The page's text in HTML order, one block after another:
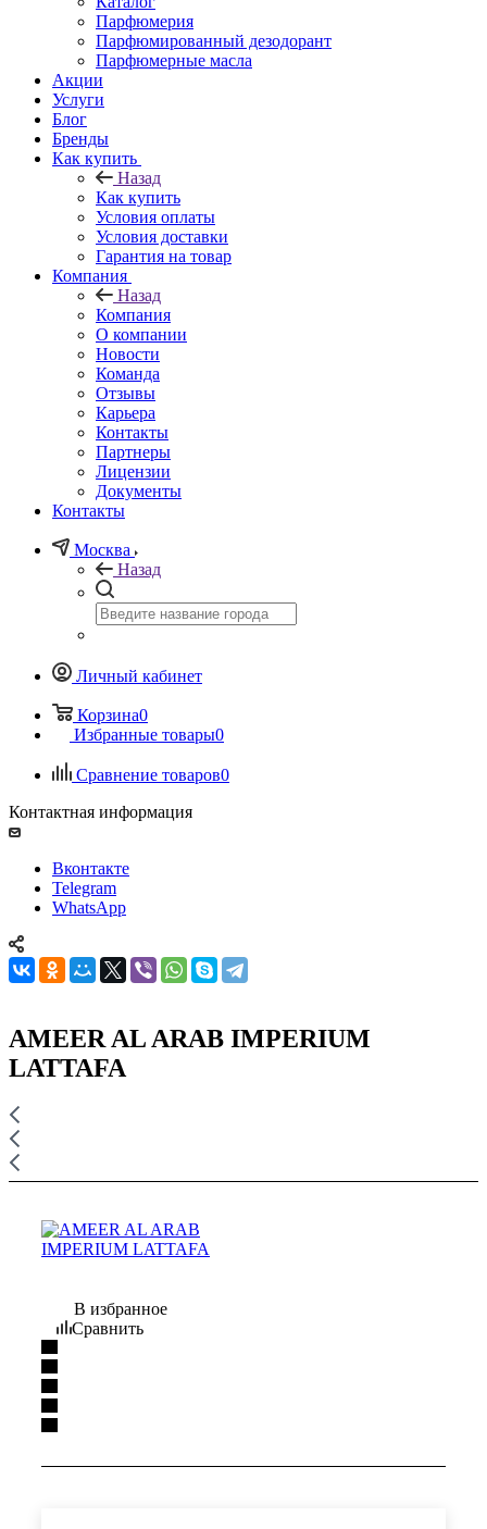
Парфюмерия
Парфюмированный дезодорант
Парфюмерные масла
Акции
Услуги
Блог
Бренды
Как купить
Назад
Как купить
Условия оплаты
Условия доставки
Гарантия на товар
Компания
Назад
Компания
О компании
Новости
Команда
Отзывы
Карьера
Контакты
Партнеры
Лицензии
Документы
Контакты
Москва
Назад
Личный кабинет
Корзина0
Избранные товары0
Сравнение товаров0
Контактная информация
Вконтакте
Telegram
WhatsApp
AMEER AL ARAB IMPERIUM
LATTAFA
В избранное
Сравнить